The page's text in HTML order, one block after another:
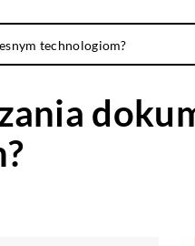
technologiom?